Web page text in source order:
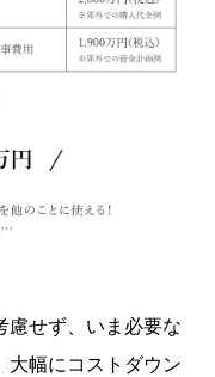
慮せず、いま必要な
大幅にコストダウン